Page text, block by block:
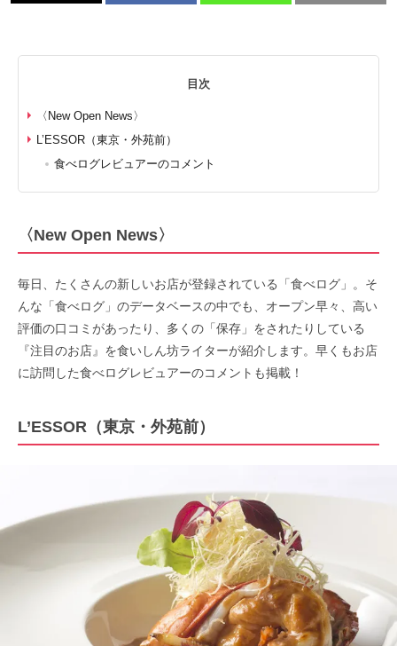
目次
〈New Open News〉
L’ESSOR（東京・外苑前）
食べログレビュアーのコメント
〈New Open News〉
毎日、たくさんの新しいお店が登録されている「食べログ」。そ
んな「食べログ」のデータベースの中でも、オープン早々、高い
評価の口コミがあったり、多くの「保存」をされたりしている
『注目のお店』を食いしん坊ライターが紹介します。早くもお店
に訪問した食べログレビュアーのコメントも掲載！
L’ESSOR（東京・外苑前）